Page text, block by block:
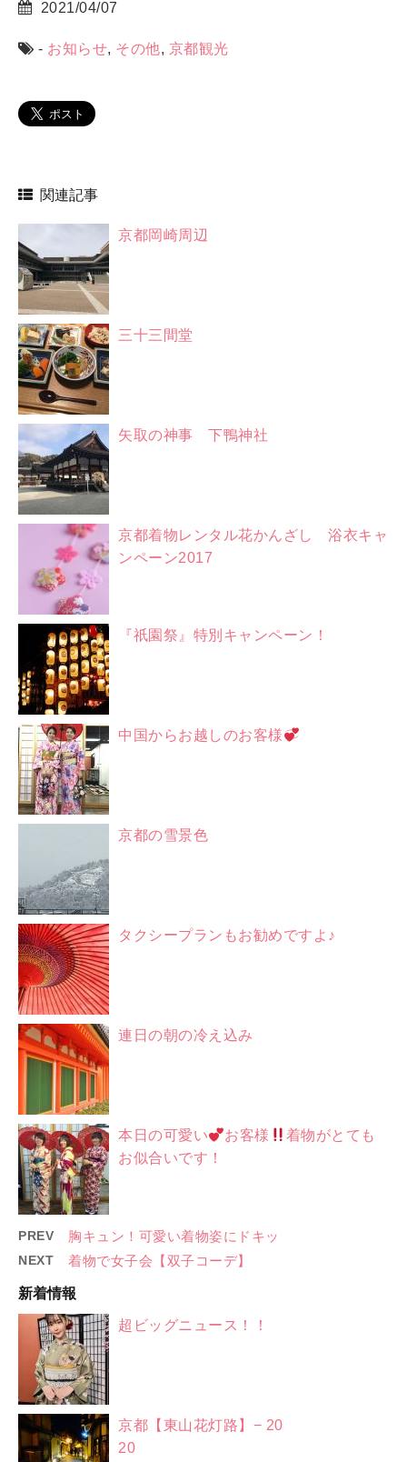
2021/04/07
- お知らせ, その他, 京都観光
関連記事
京都岡崎周辺
三十三間堂
矢取の神事 下鴨神社
京都着物レンタル花かんざし 浴衣キャ
ンペーン2017
『祇園祭』特別キャンペーン！
中国からお越しのお客様
京都の雪景色
タクシープランもお勧めですよ♪
連日の朝の冷え込み
本日の可愛い お客様
着物がとても
お似合いです！
PREV 胸キュン！可愛い着物姿にドキッ
NEXT 着物で女子会【双子コーデ】
新着情報
超ビッグニュース！！
京都【東山花灯路】− 20
20